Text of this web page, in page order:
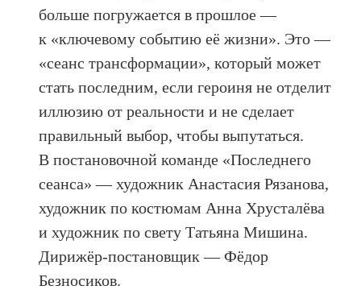
больше погружается в прошлое —
к «ключевому событию её жизни». Это —
«сеанс трансформации», который может
стать последним, если героиня не отделит
иллюзию от реальности и не сделает
правильный выбор, чтобы выпутаться.
В постановочной команде «Последнего
сеанса» — художник Анастасия Рязанова,
художник по костюмам Анна Хрусталёва
и художник по свету Татьяна Мишина.
Дирижёр-постановщик — Фёдор
Безносиков.